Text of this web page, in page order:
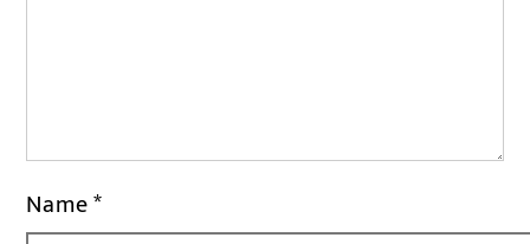
Name*